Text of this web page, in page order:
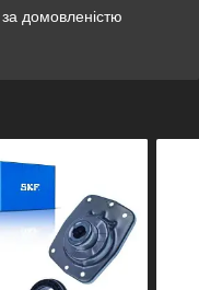
домовленістю